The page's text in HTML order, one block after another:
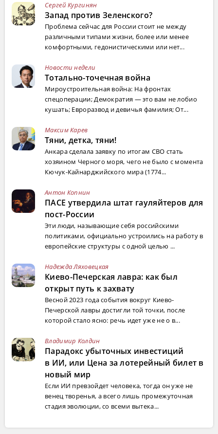
Сергей Кургинян
Запад против Зеленского?
Проблема сейчас для России стоит не между
различными типами жизни, более или менее
комфортными, гедонистическими или нет...
Новости недели
Тотально-точечная война
Мироустроительная война: На фронтах
спецоперации; Демократия — это вам не лобио
кушать; Евроразвод и девичья фамилия; От...
Максим Карев
Тяни, детка, тяни!
Анкара сделала заявку по итогам СВО стать
хозяином Черного моря, чего не было с момента
Кючук-Кайнарджийского мира (1774...
Антон Копнин
ПАСЕ утвердила штат гауляйтеров для
пост-России
Эти люди, называющие себя российскими
политиками, официально устроились на работу в
европейские структуры с одной целью ...
Надежда Ляховецкая
Киево-Печерская лавра: как был
открыт путь к захвату
Весной 2023 года события вокруг Киево-
Печерской лавры достигли той точки, после
которой стало ясно: речь идет уже не о в...
Владимир Колдин
Парадокс убыточных инвестиций
в ИИ, или Цена за лотерейный билет в
новый мир
Если ИИ превзойдет человека, тогда он уже не
венец творенья, а всего лишь промежуточная
стадия эволюции, со всеми вытека...